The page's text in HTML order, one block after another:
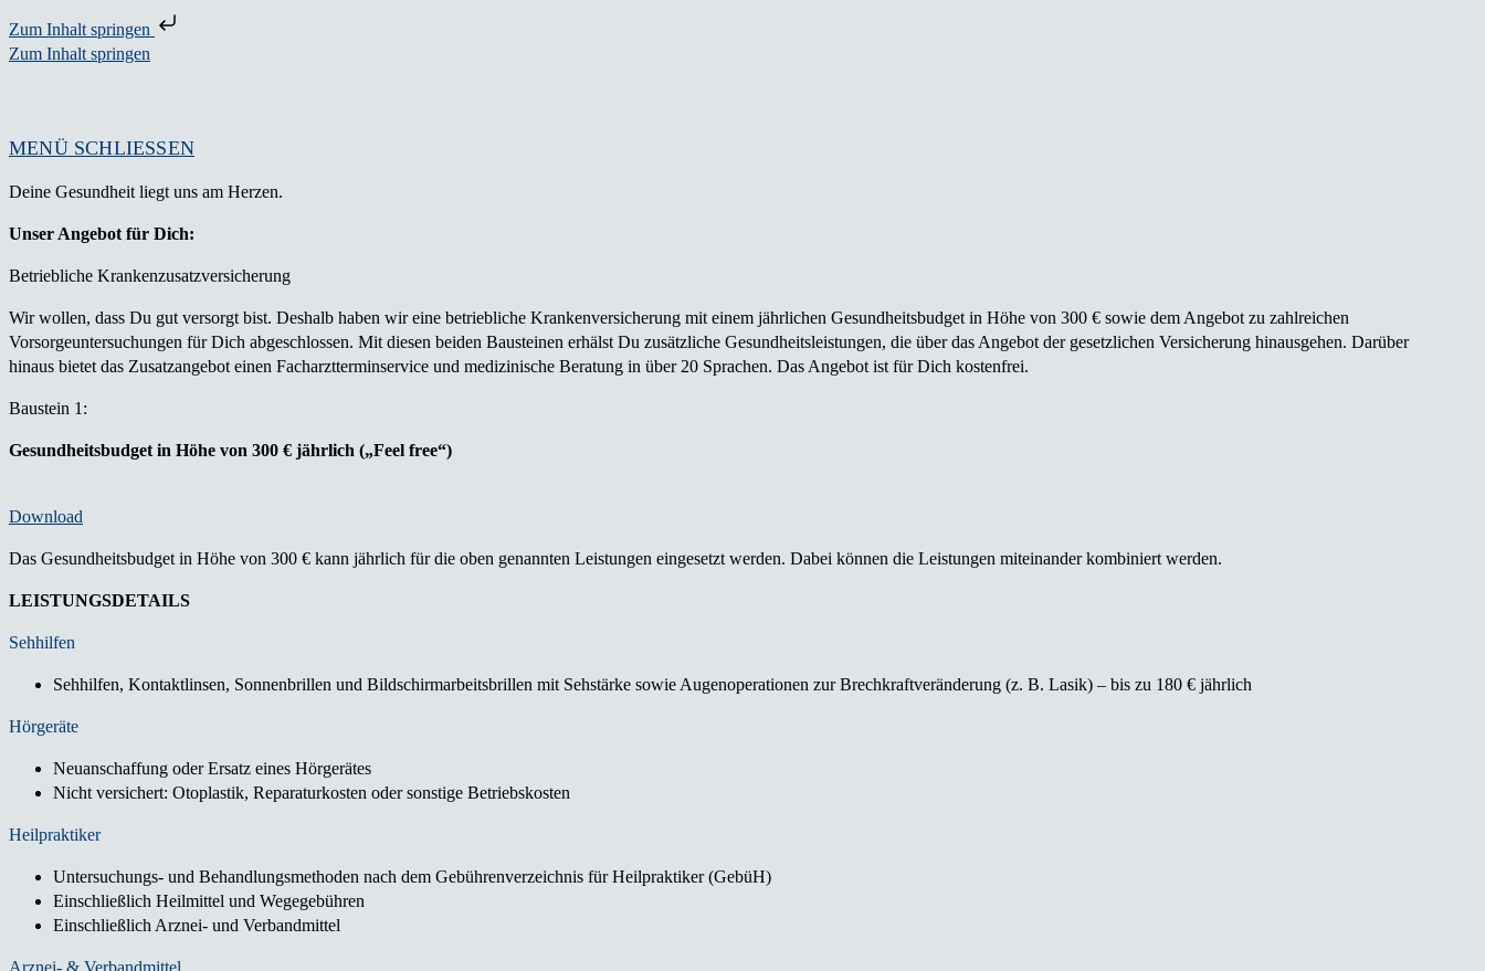
Zum Inhalt springen
Zum Inhalt springen
MENÜ SCHLIESSEN
Deine Gesundheit liegt uns am Herzen.
Unser Angebot für Dich:
Betriebliche Krankenzusatzversicherung
Wir wollen, dass Du gut versorgt bist. Deshalb haben wir eine betriebliche Krankenversicherung mit einem jährlichen Gesundheitsbudget in Höhe von 300 € sowie dem Angebot zu zahlreichen
Vorsorgeuntersuchungen für Dich abgeschlossen. Mit diesen beiden Bausteinen erhälst Du zusätzliche Gesundheitsleistungen, die über das Angebot der gesetzlichen Versicherung hinausgehen. Darüber
hinaus bietet das Zusatzangebot einen Facharztterminservice und medizinische Beratung in über 20 Sprachen. Das Angebot ist für Dich kostenfrei.
Baustein 1:
Gesundheitsbudget in Höhe von 300 € jährlich („Feel free“)
Download
Das Gesundheitsbudget in Höhe von 300 € kann jährlich für die oben genannten Leistungen eingesetzt werden. Dabei können die Leistungen miteinander kombiniert werden.
LEISTUNGSDETAILS
Sehhilfen
Sehhilfen, Kontaktlinsen, Sonnenbrillen und Bildschirmarbeitsbrillen mit Sehstärke sowie Augenoperationen zur Brechkraftveränderung (z. B. Lasik) – bis zu 180 € jährlich
Hörgeräte
Neuanschaffung oder Ersatz eines Hörgerätes
Nicht versichert: Otoplastik, Reparaturkosten oder sonstige Betriebskosten
Heilpraktiker
Untersuchungs- und Behandlungsmethoden nach dem Gebührenverzeichnis für Heilpraktiker (GebüH)
Einschließlich Heilmittel und Wegegebühren
Einschließlich Arznei- und Verbandmittel
Arznei- & Verbandmittel